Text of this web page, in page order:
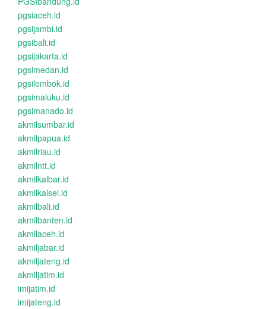
pgsiaceh.id
pgsijambi.id
pgsibali.id
pgsijakarta.id
pgsimedan.id
pgsilombok.id
pgsimaluku.id
pgsimanado.id
akmilsumbar.id
akmilpapua.id
akmilriau.id
akmilntt.id
akmilkalbar.id
akmilkalsel.id
akmilbali.id
akmilbanten.id
akmilaceh.id
akmiljabar.id
akmiljateng.id
akmiljatim.id
imijatim.id
imijateng.id